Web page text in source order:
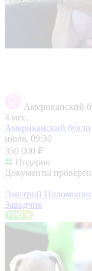
Американский
4 мес.
Американский
июля, 09:30
350 000 ₽
Подарок
Документы
Дмитрий
Заводчик